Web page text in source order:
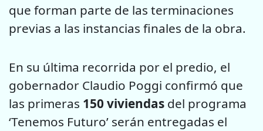
que forman parte de las terminaciones
previas a las instancias finales de la obra.
En su última recorrida por el predio, el
gobernador Claudio Poggi confirmó que
las primeras 150 viviendas del programa
‘Tenemos Futuro’ serán entregadas el